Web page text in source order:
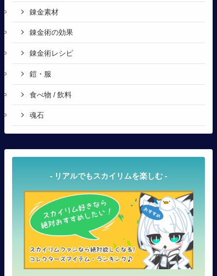
錬金素材
錬金術の効果
錬金術レシピ
鎧・服
食べ物 / 飲料
魂石
- リアルでもスカイリムを楽しむ -